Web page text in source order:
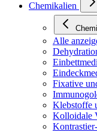
Chemikalien
Alle
Fixative
Klebstoffe
Kolloidale